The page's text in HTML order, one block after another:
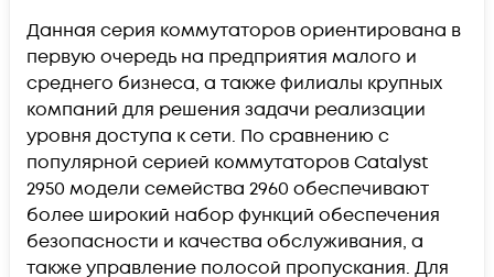
Данная серия коммутаторов ориентирована в
первую очередь на предприятия малого и
среднего бизнеса, а также филиалы крупных
компаний для решения задачи реализации
уровня доступа к сети. По сравнению с
популярной серией коммутаторов Catalyst
2950 модели семейства 2960 обеспечивают
более широкий набор функций обеспечения
безопасности и качества обслуживания, а
также управление полосой пропускания. Для